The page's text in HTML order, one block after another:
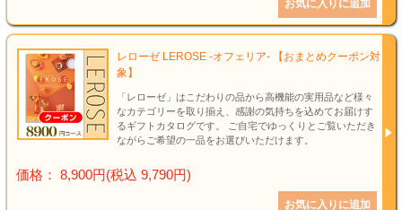
レローゼ LEROSE -オフェリア- 【おまとめクーポン対
象】
「レローゼ」はこだわりの品から高機能の実用品など様々
なカテゴリーを取り揃え、感謝の気持ちを込めてお届けす
るギフトカタログです。 ご自宅でゆっくりとご覧いただき
ながらご希望の一品をお選びいただけます。
価格： 8,900円(税込 9,790円)